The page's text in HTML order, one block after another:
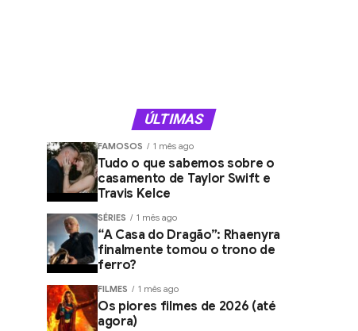
ÚLTIMAS
FAMOSOS 1 mês ago
Tudo o que sabemos sobre o
casamento de Taylor Swift e
Travis Kelce
SÉRIES 1 mês ago
“A Casa do Dragão”: Rhaenyra
finalmente tomou o trono de
ferro?
FILMES 1 mês ago
Os piores filmes de 2026 (até
agora)